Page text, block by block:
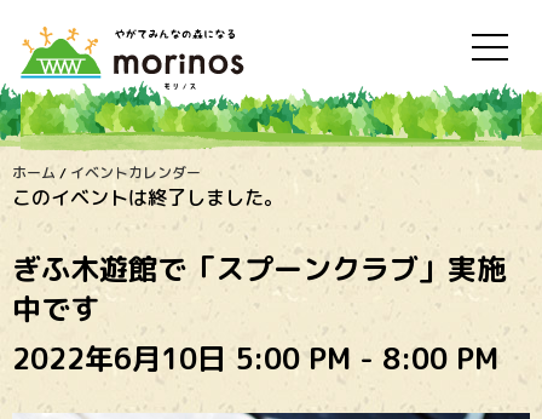
ホーム / イベントカレンダー
このイベントは終了しました。
ぎふ木遊館で「スプーンクラブ」実施
中です
2022年6月10日 5:00 PM - 8:00 PM